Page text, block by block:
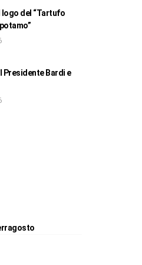
logo del “Tartufo
Presidente Bardi e